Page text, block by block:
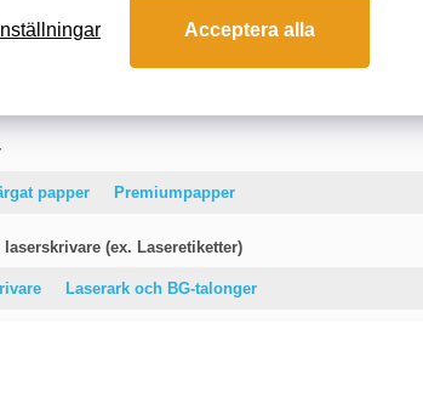
TK-710 40k svart
papper Premiumpapper
(ex. Laseretiketter)
Laserark och BG-talonger
Acceptera alla